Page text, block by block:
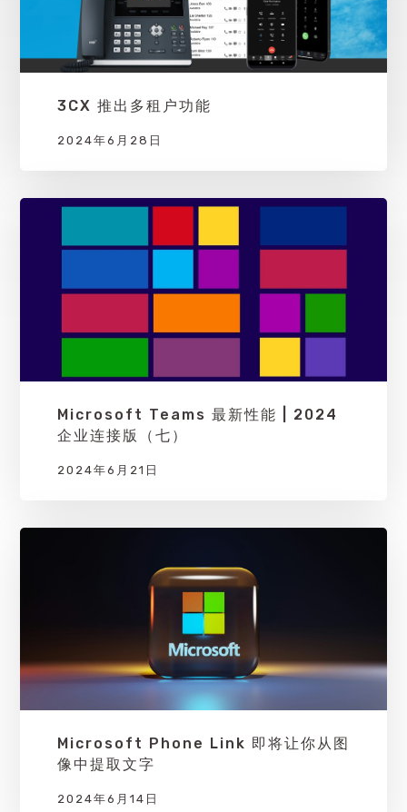
3CX 推出多租户功能
2024年6月28日
Microsoft Teams 最新性能 | 2024
企业连接版（七）
2024年6月21日
Microsoft Phone Link 即将让你从图
像中提取文字
2024年6月14日